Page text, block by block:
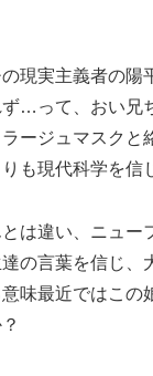
現実主義者の陽
…って、おい兄
ージュマスクと
も現代科学を信
は違い、ニュー
の言葉を信じ、
味最近ではこの